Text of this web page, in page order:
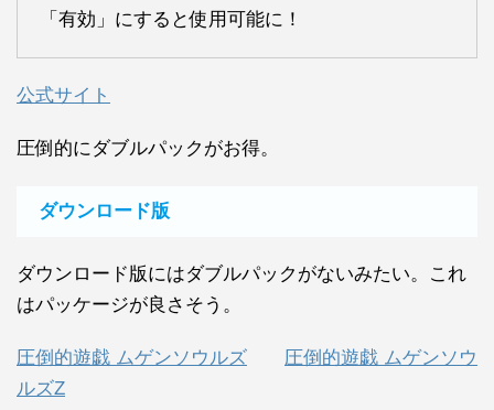
「有効」にすると使用可能に！
公式サイト
圧倒的にダブルパックがお得。
ダウンロード版
ダウンロード版にはダブルパックがないみたい。これ
はパッケージが良さそう。
圧倒的遊戯 ムゲンソウルズ
圧倒的遊戯 ムゲンソウ
ルズZ